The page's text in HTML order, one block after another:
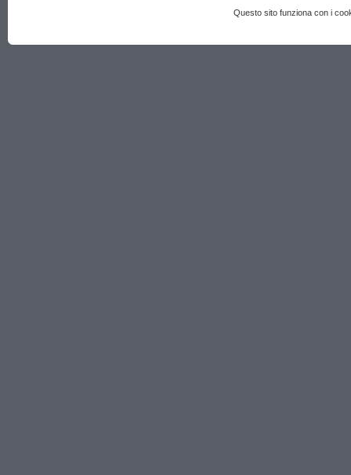
Questo sito funziona con i